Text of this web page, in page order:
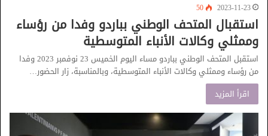
2023-11-23
50
استقبال المتحف الوطني بباردو وفدا من رؤساء
وممثلي وكالات الأنباء المتوسطية
استقبل المتحف الوطني بباردو مساء اليوم الخميس 23 نوفمبر 2023 وفدا
من رؤساء وممثلي وكالات الأنباء المتوسطية، وبالمناسبة، زار الحضور…
اقرأ المزيد